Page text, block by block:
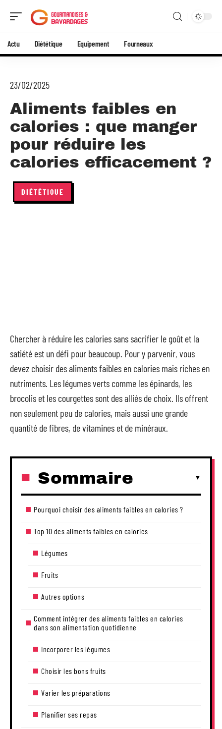
Actu Diététique Equipement Fourneaux
23/02/2025
Aliments faibles en
calories : que manger
pour réduire les
calories efficacement ?
DIÉTÉTIQUE
Chercher à réduire les calories sans sacrifier le goût et la
satiété est un défi pour beaucoup. Pour y parvenir, vous
devez choisir des aliments faibles en calories mais riches en
nutriments. Les légumes verts comme les épinards, les
brocolis et les courgettes sont des alliés de choix. Ils offrent
non seulement peu de calories, mais aussi une grande
quantité de fibres, de vitamines et de minéraux.
Sommaire
Pourquoi choisir des aliments faibles en calories ?
Top 10 des aliments faibles en calories
Légumes
Fruits
Autres options
Comment intégrer des aliments faibles en calories
dans son alimentation quotidienne
Incorporer les légumes
Choisir les bons fruits
Varier les préparations
Planifier ses repas